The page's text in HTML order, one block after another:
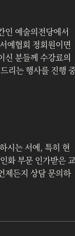
인 예술의전당에서
예협회 정회원이면
신 분들께 수강료의
리는 행사를 진행
시는 서예, 특히 현
화 부문 인가받은 교
제든지 상담 문의하